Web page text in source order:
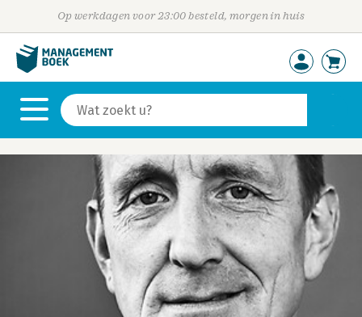
Op werkdagen voor 23:00 besteld, morgen in huis